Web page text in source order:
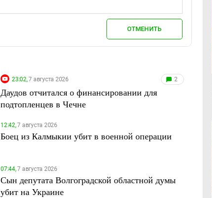
ОТМЕНИТЬ
23:02,7 августа 2026 2
Даудов отчитался о финансировании для
подтопленцев в Чечне
12:42,7 августа 2026
Боец из Калмыкии убит в военной операции
07:44,7 августа 2026
Сын депутата Волгоградской областной думы
убит на Украине